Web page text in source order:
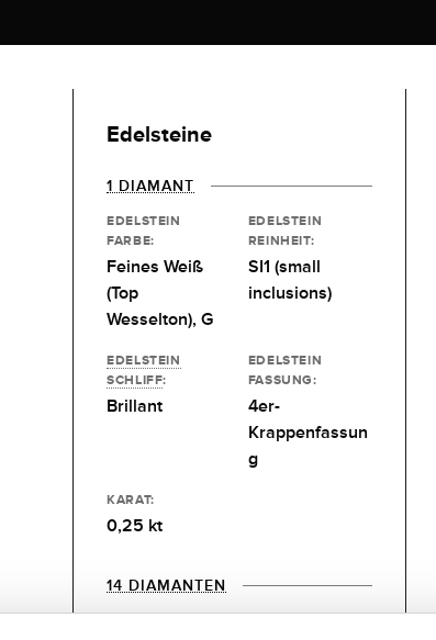
Edelsteine
1 DIAMANT
EDELSTEIN
FARBE:
Feines Weiß
(Top
Wesselton), G
EDELSTEIN
REINHEIT:
SI1 (small
inclusions)
EDELSTEIN
SCHLIFF:
Brillant
EDELSTEIN
FASSUNG:
4er-
Krappenfassun
g
KARAT:
0,25 kt
14 DIAMANTEN